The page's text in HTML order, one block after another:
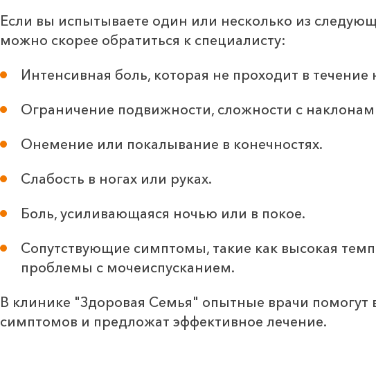
Если вы испытываете один или несколько из
можно скорее обратиться к специалисту:
Интенсивная боль, которая не проходит в течение
Ограничение подвижности, сложности с
Онемение или покалывание в конечностях.
Слабость в ногах или руках.
Боль, усиливающаяся ночью или в покое.
Сопутствующие симптомы, такие как высокая
проблемы с мочеиспусканием.
В клинике "Здоровая Семья" опытные врачи помогут
симптомов и предложат эффективное лечение.